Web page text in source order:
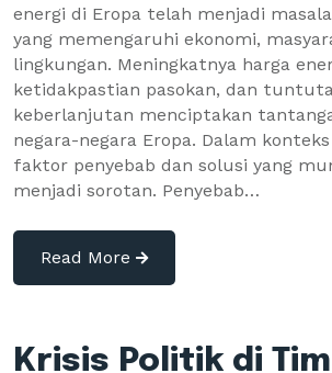
energi di Eropa telah menjadi
yang memengaruhi ekonomi,
lingkungan. Meningkatnya harga
ketidakpastian pasokan, dan
keberlanjutan menciptakan
negara-negara Eropa. Dalam
faktor penyebab dan solusi yang
menjadi sorotan. Penyebab…
Read More
Krisis Politik di